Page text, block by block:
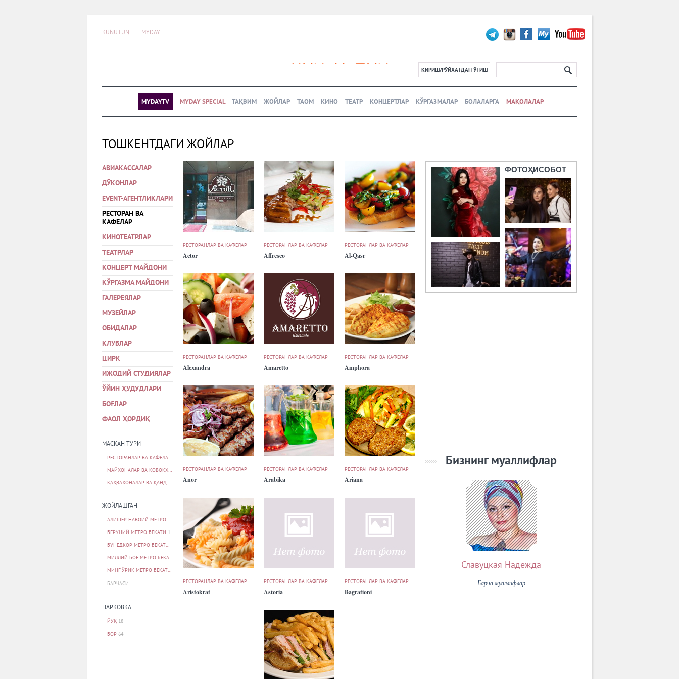
KUNUTUN MYDAY
КИРИШ/РЎЙХАТДАН ЎТИШ
MYDAYTV MYDAY SPECIAL ТАҚВИМ ЖОЙЛАР ТАОМ КИНО ТЕАТР КОНЦЕРТЛАР КЎРГАЗМАЛАР БОЛАЛАРГА МАҚОЛАЛАР
ТОШКЕНТДАГИ ЖОЙЛАР
АВИАКАССАЛАР
ДЎКОНЛАР
EVENT-АГЕНТЛИКЛАРИ
РЕСТОРАН ВА
КАФЕЛАР
КИНОТЕАТРЛАР
ТЕАТРЛАР
КОНЦЕРТ МАЙДОНИ
КЎРГАЗМА МАЙДОНИ
ГАЛЕРЕЯЛАР
МУЗЕЙЛАР
ОБИДАЛАР
КЛУБЛАР
ЦИРК
ИЖОДИЙ СТУДИЯЛАР
ЎЙИН ҲУДУДЛАРИ
БОҒЛАР
ФАОЛ ҲОРДИҚ
МАСКАН ТУРИ
РЕСТОРАНЛАР ВА КАФЕЛАР
МАЙХОНАЛАР ВА ҚОВОҚХОНАЛАР 2
ҚАҲВАХОНАЛАР ВА ҚАНДОЛАТХОНАЛАР
ЖОЙЛАШГАН
АЛИШЕР НАВОИЙ МЕТРО БЕКАТИ
БЕРУНИЙ МЕТРО БЕКАТИ 1
БУНЁДКОР МЕТРО БЕКАТИ
МИЛЛИЙ БОҒ МЕТРО БЕКАТИ
МИНГ ЎРИК МЕТРО БЕКАТИ
БАРЧАСИ
ПАРКОВКА
ЙУҚ 18
БОР 64
РЕСТОРАНЛАР ВА КАФЕЛАР
Actor
РЕСТОРАНЛАР ВА КАФЕЛАР
Affresco
РЕСТОРАНЛАР ВА КАФЕЛАР
Al-Qasr
РЕСТОРАНЛАР ВА КАФЕЛАР
Alexandra
РЕСТОРАНЛАР ВА КАФЕЛАР
Amaretto
РЕСТОРАНЛАР ВА КАФЕЛАР
Amphora
РЕСТОРАНЛАР ВА КАФЕЛАР
Anor
РЕСТОРАНЛАР ВА КАФЕЛАР
Arabika
РЕСТОРАНЛАР ВА КАФЕЛАР
Ariana
РЕСТОРАНЛАР ВА КАФЕЛАР
Aristokrat
РЕСТОРАНЛАР ВА КАФЕЛАР
Astoria
РЕСТОРАНЛАР ВА КАФЕЛАР
Bagrationi
ФОТОҲИСОБОТ
Бизнинг муаллифлар
Славуцкая Надежда
Барча муаллифлар